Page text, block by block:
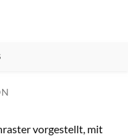
vorgestellt, mit